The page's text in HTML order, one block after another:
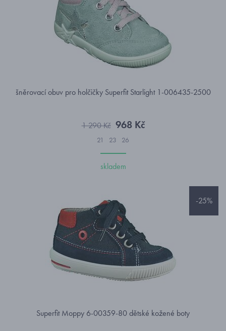
šněrovací obuv pro holčičky Superfit Starlight 1-006435-2500
1 290 Kč 968 Kč
21 23 26
skladem
-25%
Superfit Moppy 6-00359-80 dětské kožené boty